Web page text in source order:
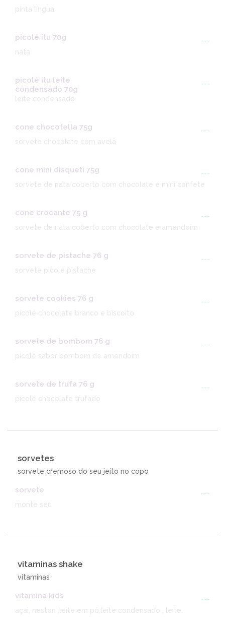
picolé itu 70g
---
picolé itu leite
condensado 70g
---
leite condensado
cone chocotella 75g
---
sorvete chocolate com avelã
cone mini disqueti 75g
---
sorvete de nata coberto com chocolate e mini confete
cone crocante 75 g
---
sorvete de nata coberto com chocolate e amendoim
sorvete de pistache 76 g
---
sorvete picolé pistache
sorvete cookies 76 g
---
picolé chocolate branco e biscoito
sorvete de bombom 76 g
---
picolé sabor bombom de amendoim
sorvete de trufa 76 g
---
picolé chocolate trufado
sorvetes
sorvete cremoso do seu jeito no copo
sorvete
---
vitaminas shake
vitaminas
vitamina kids
---
açai, neston ,leite em pó,leite condensado , leite.